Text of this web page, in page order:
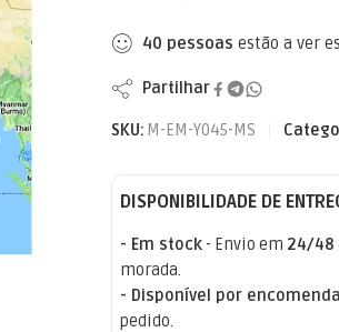
40 pessoas estão a ver
Partilhar
SKU: M-EM-Y045-MS
DISPONIBILIDADE DE
- Em stock- Envio em 24/48
morada.
- Disponível por encomenda
pedido.